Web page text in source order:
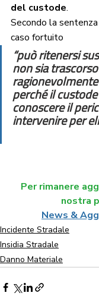
del custode.
Secondo la
caso fortuito
“può ritenersi
non sia
perché il
conoscere il
intervenire per
Per rimanere
nostra
News &
Incidente Stradale
Insidia Stradale
Danno Materiale